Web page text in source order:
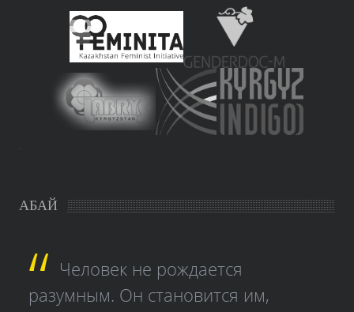
АБАЙ
Человек не рождается
разумным. Он становится им,